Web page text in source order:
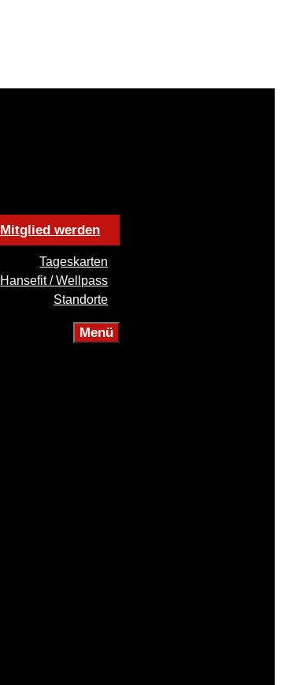
Mitglied werden
Tageskarten
Hansefit / Wellpass
Standorte
Menü